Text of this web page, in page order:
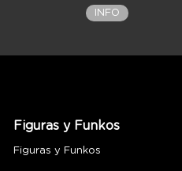
INFO
Figuras y Funkos
Figuras y Funkos